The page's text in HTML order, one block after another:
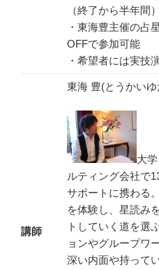
（終了から半年間）
・東海豊主催の占
OFFで参加可能
・希望者には実技
講師
東海 豊(とうかい
大
ルティング会社で
サポートに携わる
を体験し、星読み
トしていく道を選
ョンやグループワ
深い内面や持って